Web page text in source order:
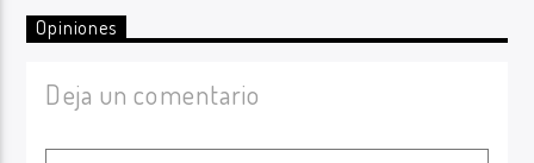
Opiniones
Deja un comentario